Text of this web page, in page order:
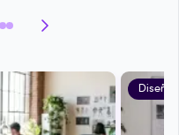
Diseño